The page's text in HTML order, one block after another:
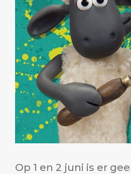
Op 1 en 2 juni is er